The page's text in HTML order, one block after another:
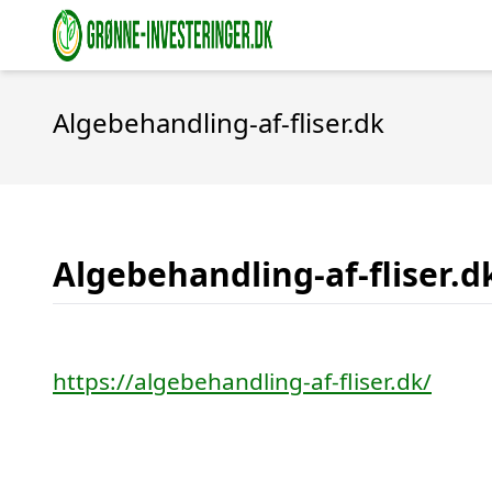
Algebehandling-af-fliser.dk
Algebehandling-af-
https://algebehandling-af-fliser.dk/